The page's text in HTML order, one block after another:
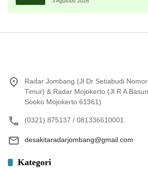
Radar Jombang (Jl Dr Setiabudi
Timur) & Radar Mojokerto (Jl R A
Sooko Mojokerto 61361)
(0321) 875137 / 081336610001
desakitaradarjombang@gmail.com
Kategori